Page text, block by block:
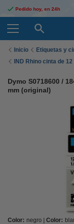
Pedido hoy, en 24h
Inicio Etiquetas y
IND Rhino cinta de 12
Dymo S0718600 /
mm (original)
Color: negro Color: